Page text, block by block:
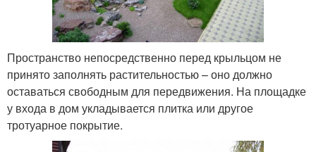
Пространство непосредственно перед крыльцом не
принято заполнять растительностью – оно должно
оставаться свободным для передвижения. На площадке
у входа в дом укладывается плитка или другое
тротуарное покрытие.